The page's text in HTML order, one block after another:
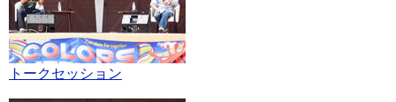
トークセッション